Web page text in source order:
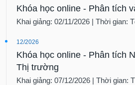
Khóa học online - Phân tích
Khai giảng: 02/11/2026 | Thời gian:
12/2026
Khóa học online - Phân tích
Thị trường
Khai giảng: 07/12/2026 | Thời gian: